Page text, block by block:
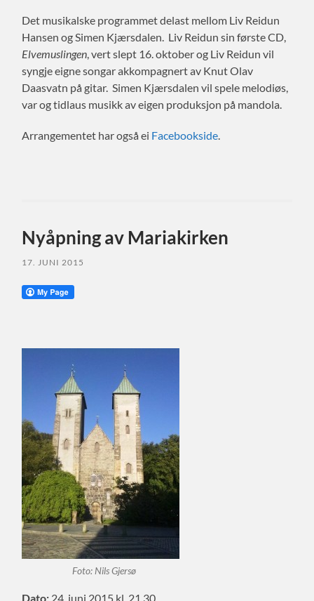
Det musikalske programmet delast mellom Liv Reidun
Hansen og Simen Kjærsdalen. Liv Reidun sin første CD,
Elvemuslingen, vert slept 16. oktober og Liv Reidun vil
syngje eigne songar akkompagnert av Knut Olav
Daasvatn på gitar. Simen Kjærsdalen vil spele melodiøs,
var og tidlaus musikk av eigen produksjon på mandola.
Arrangementet har også ei Facebookside.
Nyåpning av Mariakirken
17. JUNI 2015
Foto: Nils Gjersø
Dato: 24. juni 2015 kl. 21.30